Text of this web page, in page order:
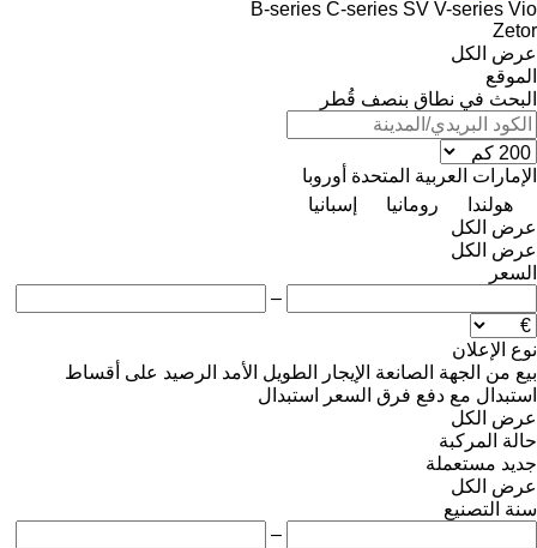
B-series C-series SV V-series Vio
Zetor
عرض الكل
الموقع
البحث في نطاق بنصف قُطر
الإمارات العربية المتحدة أوروبا
هولندا
رومانيا
إسبانيا
عرض الكل
عرض الكل
السعر
–
نوع الإعلان
بيع من الجهة الصانعة الإيجار الطويل الأمد الرصيد على أقساط
استبدال مع دفع فرق السعر
استبدال
عرض الكل
حالة المركبة
جديد مستعملة
عرض الكل
سنة التصنيع
–